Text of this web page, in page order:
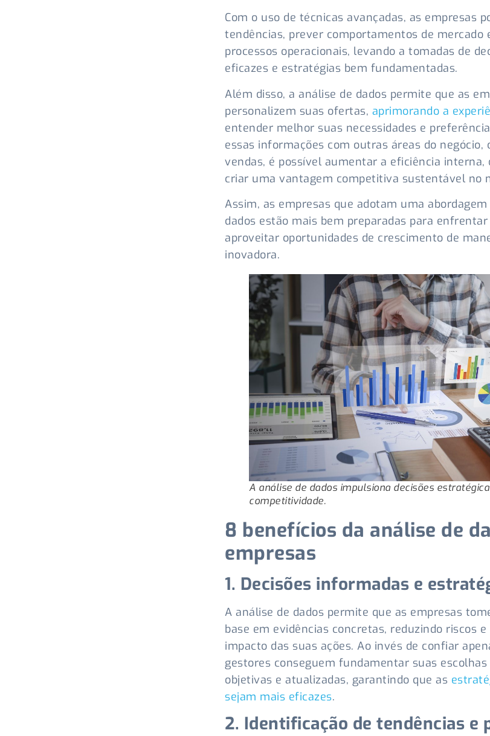
Com o uso de técnicas avançadas, as empresas
tendências, prever comportamentos de mercado
processos operacionais, levando a tomadas de
eficazes e estratégias bem fundamentadas.
Além disso, a análise de dados permite que as
personalizem suas ofertas, aprimorando a
entender melhor suas necessidades e
essas informações com outras áreas do negócio,
vendas, é possível aumentar a eficiência interna,
criar uma vantagem competitiva sustentável no
Assim, as empresas que adotam uma abordagem
dados estão mais bem preparadas para
aproveitar oportunidades de crescimento de
inovadora.
A análise de dados impulsiona decisões
competitividade.
8 benefícios da análise de
empresas
1. Decisões informadas e
A análise de dados permite que as empresas
base em evidências concretas, reduzindo riscos
impacto das suas ações. Ao invés de confiar
gestores conseguem fundamentar suas
objetivas e atualizadas, garantindo que as
sejam mais eficazes.
2. Identificação de tendências e